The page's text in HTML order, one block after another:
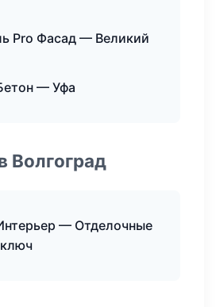
Pro Фасад — Великий
— Уфа
Волгоград
— Отделочные